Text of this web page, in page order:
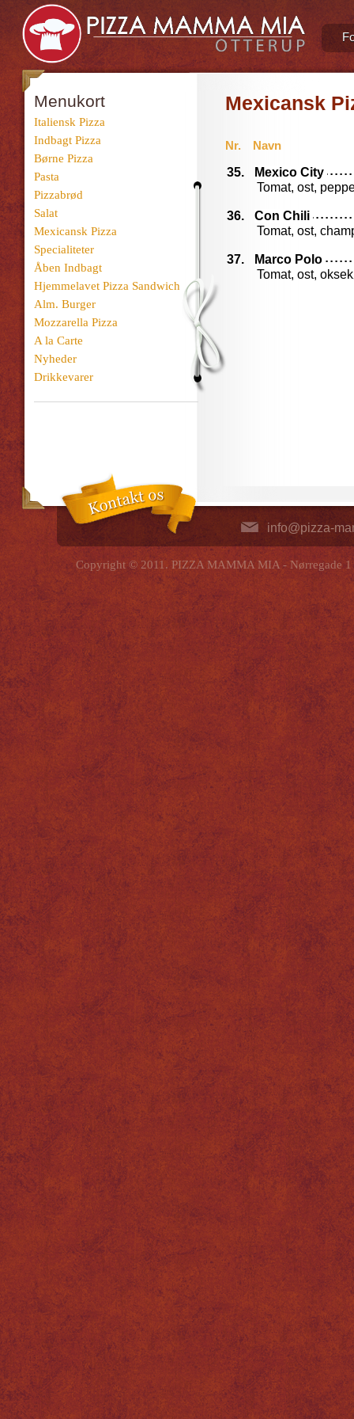
Menukort
Italiensk Pizza
Indbagt Pizza
Børne Pizza
Pasta
Pizzabrød
Salat
Mexicansk Pizza
Specialiteter
Åben Indbagt
Hjemmelavet Pizza Sandwich
Alm. Burger
Mozzarella Pizza
A la Carte
Nyheder
Drikkevarer
Mexicansk
Nr.
Navn
35.
Mexico City
Tomat, ost,
36.
Con Chili
Tomat, ost,
37.
Marco Polo
Tomat, ost,
info@pizza-
Copyright © 2011. PIZZA MAMMA MIA - Nørregade